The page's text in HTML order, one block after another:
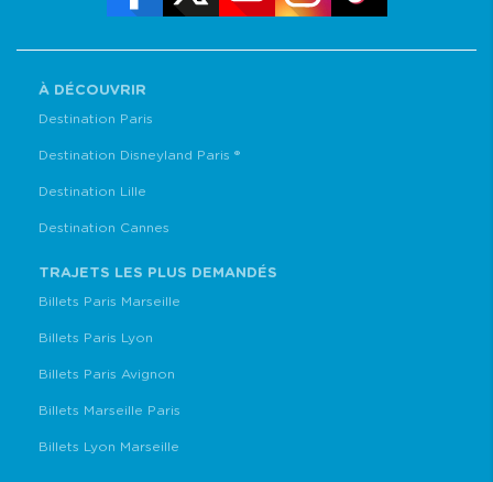
À DÉCOUVRIR
Destination Paris
Destination Disneyland Paris ®
Destination Lille
Destination Cannes
TRAJETS LES PLUS DEMANDÉS
Billets Paris Marseille
Billets Paris Lyon
Billets Paris Avignon
Billets Marseille Paris
Billets Lyon Marseille